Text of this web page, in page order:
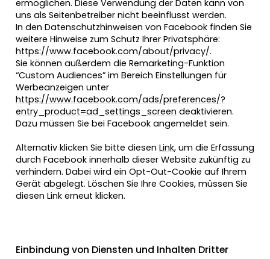
ermöglichen. Diese Verwendung der Daten kann von
uns als Seitenbetreiber nicht beeinflusst werden.
In den Datenschutzhinweisen von Facebook finden Sie
weitere Hinweise zum Schutz Ihrer Privatsphäre:
https://www.facebook.com/about/privacy/.
Sie können außerdem die Remarketing-Funktion
“Custom Audiences” im Bereich Einstellungen für
Werbeanzeigen unter
https://www.facebook.com/ads/preferences/?
entry_product=ad_settings_screen deaktivieren.
Dazu müssen Sie bei Facebook angemeldet sein.
Alternativ klicken Sie bitte diesen Link, um die Erfassung
durch Facebook innerhalb dieser Website zukünftig zu
verhindern. Dabei wird ein Opt-Out-Cookie auf Ihrem
Gerät abgelegt. Löschen Sie Ihre Cookies, müssen Sie
diesen Link erneut klicken.
Einbindung von Diensten und Inhalten Dritter